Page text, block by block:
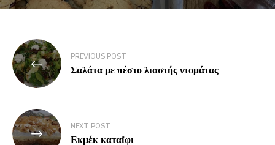
PREVIOUS POST
Σαλάτα με πέστο λιαστής ντομάτας
NEXT POST
Εκμέκ καταϊφι